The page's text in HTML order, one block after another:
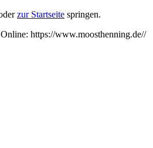
zur Startseite springen.
Online: https://www.moosthenning.de//